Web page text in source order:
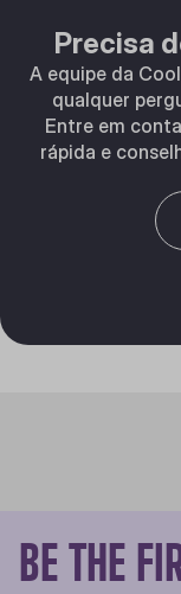
Precisa
A equipe da
qualquer
Entre em
rápida e
BE THE